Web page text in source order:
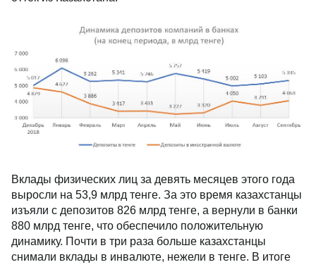
Вклады физических лиц за девять месяцев этого года
выросли на 53,9 млрд тенге. За это время казахстанцы
изъяли с депозитов 826 млрд тенге, а вернули в банки
880 млрд тенге, что обеспечило положительную
динамику. Почти в три раза больше казахстанцы
снимали вклады в инвалюте, нежели в тенге. В итоге